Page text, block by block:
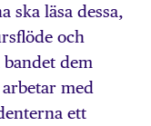
ska läsa dessa,
och
dem
med
ett